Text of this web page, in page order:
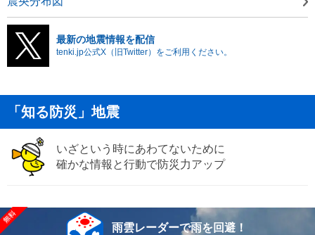
最新の地震情報を配信
tenki.jp公式X（旧Twitter）をご利用ください。
「知る防災」地震
いざという時にあわてないために
確かな情報と行動で防災力アップ
雨雲レーダーで雨を回避！